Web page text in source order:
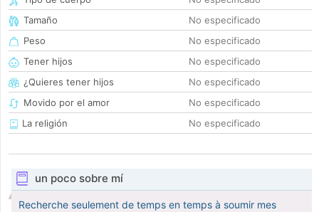
Tamaño
No especificado
Peso
No especificado
Tener hijos
No especificado
¿Quieres tener hijos
No especificado
Movido por el amor
No especificado
La religión
No especificado
un poco sobre mí
Recherche seulement de temps en temps à soumir mes